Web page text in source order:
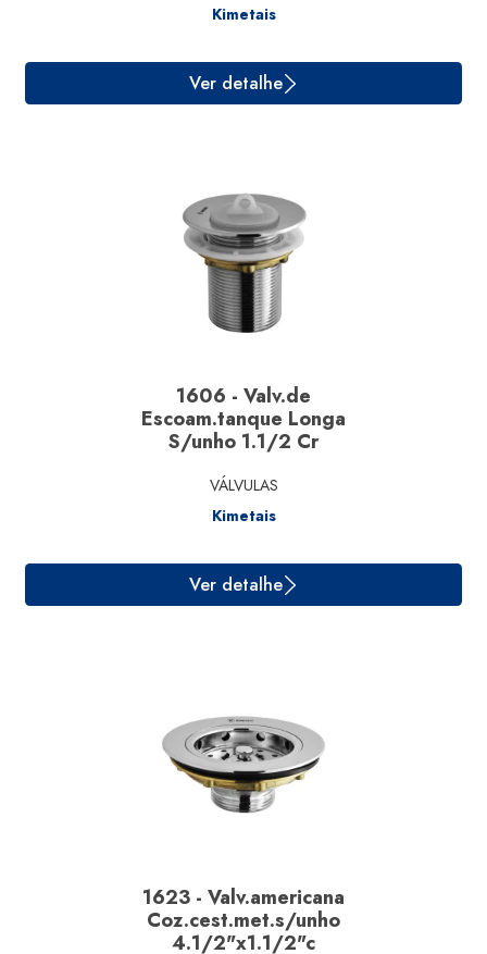
Kimetais
Ver detalhe
1606 - Valv.de
Escoam.tanque Longa
S/unho 1.1/2 Cr
VÁLVULAS
Kimetais
1623 - Valv.americana
Coz.cest.met.s/unho
4.1/2"x1.1/2"c